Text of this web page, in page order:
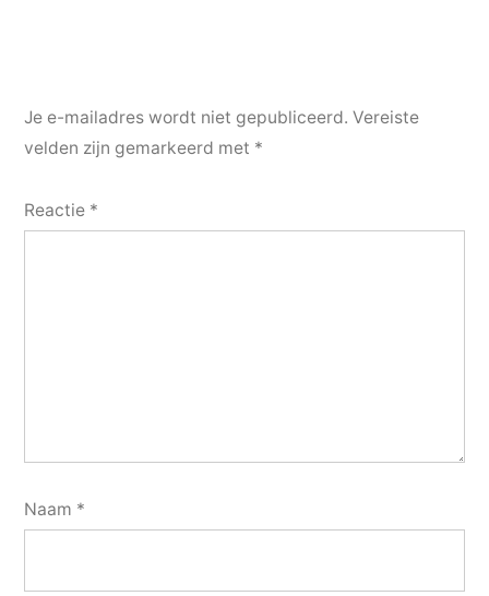
Je e-mailadres wordt niet gepubliceerd. Vereiste
velden zijn gemarkeerd met *
Reactie *
Naam *